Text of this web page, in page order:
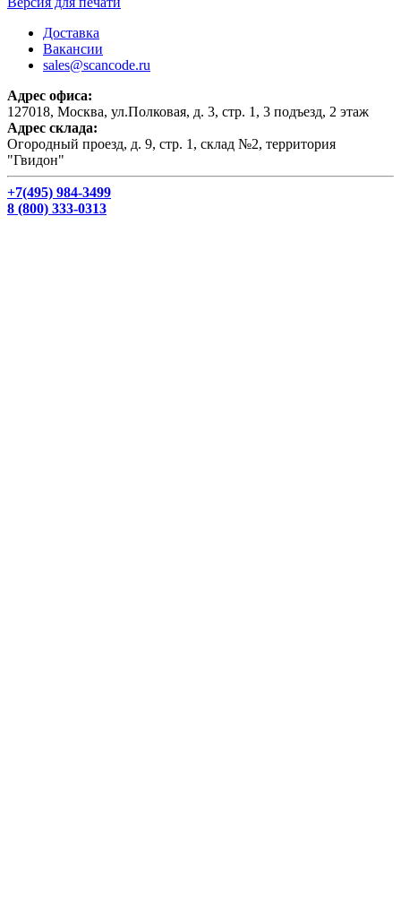
Доставка
Вакансии
sales@scancode.ru
Адрес офиса:
127018, Москва, ул.Полковая, д. 3, стр. 1, 3 подъезд, 2 этаж
Адрес склада:
Огородный проезд, д. 9, стр. 1, склад №2, территория
"Гвидон"
+7(495) 984-3499
8 (800) 333-0313